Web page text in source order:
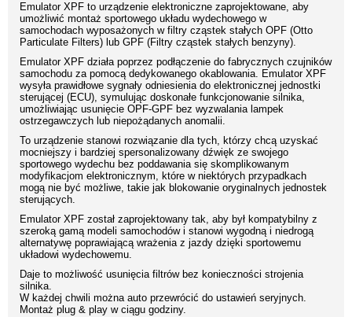
Emulator XPF to urządzenie elektroniczne zaprojektowane, aby
umożliwić montaż sportowego układu wydechowego w
samochodach wyposażonych w filtry cząstek stałych OPF (Otto
Particulate Filters) lub GPF (Filtry cząstek stałych benzyny).
Emulator XPF działa poprzez podłączenie do fabrycznych czujników
samochodu za pomocą dedykowanego okablowania. Emulator XPF
wysyła prawidłowe sygnały odniesienia do elektronicznej jednostki
sterującej (ECU), symulując doskonałe funkcjonowanie silnika,
umożliwiając usunięcie OPF-GPF bez wyzwalania lampek
ostrzegawczych lub niepożądanych anomalii.
To urządzenie stanowi rozwiązanie dla tych, którzy chcą uzyskać
mocniejszy i bardziej spersonalizowany dźwięk ze swojego
sportowego wydechu bez poddawania się skomplikowanym
modyfikacjom elektronicznym, które w niektórych przypadkach
mogą nie być możliwe, takie jak blokowanie oryginalnych jednostek
sterujących.
Emulator XPF został zaprojektowany tak, aby był kompatybilny z
szeroką gamą modeli samochodów i stanowi wygodną i niedrogą
alternatywę poprawiającą wrażenia z jazdy dzięki sportowemu
układowi wydechowemu.
Daje to możliwość usunięcia filtrów bez konieczności strojenia
silnika.
W każdej chwili można auto przewrócić do ustawień seryjnych.
Montaż plug & play w ciągu godziny.